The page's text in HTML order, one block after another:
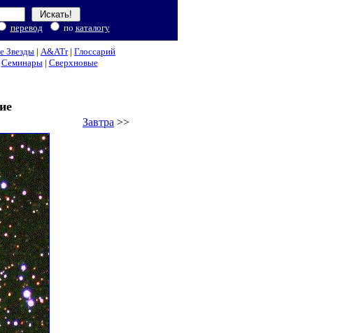
перевод по каталогу
Звезды | A&ATr| Глоссарий
Семинары| Сверхновые
Завтра >>